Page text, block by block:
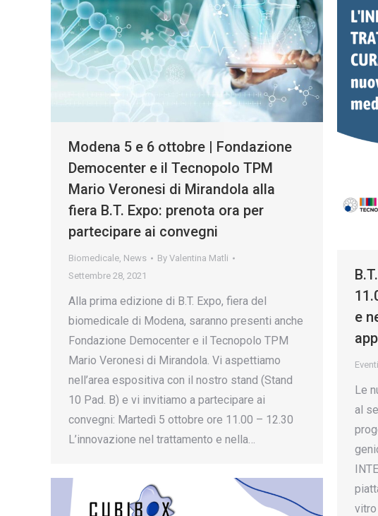
Modena 5 e 6 ottobre | Fondazione
Democenter e il Tecnopolo TPM
Mario Veronesi di Mirandola alla
fiera B.T. Expo: prenota ora per
partecipare ai convegni
Biomedicale, News By Valentina Matli
Settembre 28, 2021
Alla prima edizione di B.T. Expo, fiera del
biomedicale di Modena, saranno presenti anche
Fondazione Democenter e il Tecnopolo TPM
Mario Veronesi di Mirandola. Vi aspettiamo
nell’area espositiva con il nostro stand (Stand
10 Pad. B) e vi invitiamo a partecipare ai
convegni: Martedì 5 ottobre ore 11.00 – 12.30
L’innovazione nel trattamento e nella…
e
Eventi
Le
al
vitro